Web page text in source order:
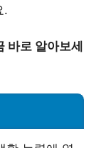
.
바로 알아보세